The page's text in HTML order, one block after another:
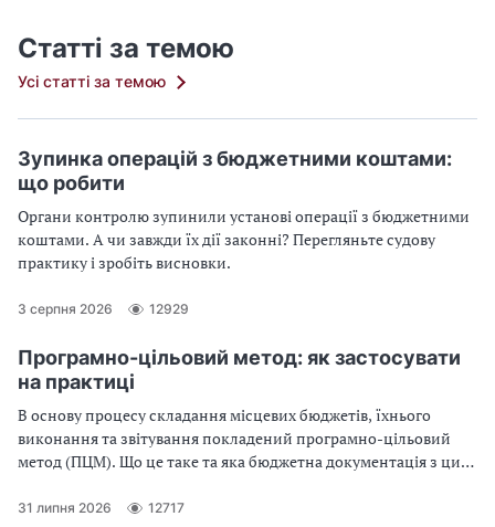
Статті за темою
Усі статті за темою
Зупинка операцій з бюджетними коштами:
що робити
Органи контролю зупинили установі операції з бюджетними
коштами. А чи завжди їх дії законні? Перегляньте судову
практику і зробіть висновки.
3 серпня 2026 12929
Програмно-цільовий метод: як застосувати
на практиці
В основу процесу складання місцевих бюджетів, їхнього
виконання та звітування покладений програмно-цільовий
метод (ПЦМ). Що це таке та яка бюджетна документація з цим
31 липня 2026 12717